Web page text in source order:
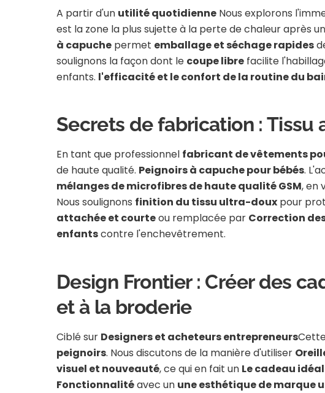
A partir d'un utilité quotidienne Nous explorons
est la zone la plus sujette à la perte de chaleur après
à capuche permet emballage et séchage rapides
soulignons la façon dont le coupe libre facilite
enfants. l'efficacité et le confort de la routine du
Secrets de fabrication :
En tant que professionnel fabricant de vêtements
de haute qualité. Peignoirs à capuche pour bébés.
mélanges de microfibres de haute qualité GSM, en
Nous soulignons finition du tissu ultra-doux pour
attachée et courteou remplacée par Correction
enfantscontre l'enchevêtrement.
Design Frontier : Créer des
et à la broderie
Ciblé sur Designers et acheteurs entrepreneurs
peignoirs. Nous discutons de la manière d'utiliser
visuel et nouveauté, ce qui en fait un Le cadeau
Fonctionnalitéavec un une esthétique de marque